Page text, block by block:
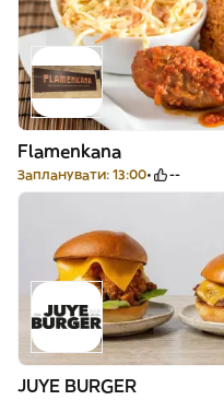
Flamenkana
Запланувати: 13:00 --
JUYE BURGER